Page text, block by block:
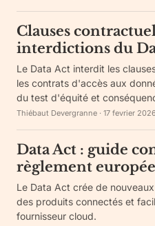
Clauses
interdictions du
Le Data Act interdit les
les contrats d'accès aux
du test d'équité et
Thiébaut Devergranne · 17 fevrier 2026
Data Act : guide
règlement
Le Data Act crée de
des produits connectés et
fournisseur cloud.